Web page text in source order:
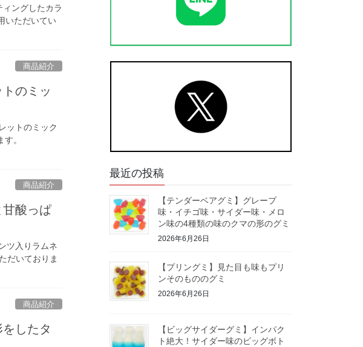
ングしたカラ
いただいてい
商品紹介
のミッ
ットのミック
。
商品紹介
酸っぱ
ツ入りラムネ
だいておりま
商品紹介
したタ
最近の投稿
【テンダーベアグミ】グレープ
味・イチゴ味・サイダー味・メロ
ン味の4種類の味のクマの形のグミ
2026年6月26日
【プリングミ】見た目も味もプリ
ンそのもののグミ
2026年6月26日
【ビッグサイダーグミ】インパク
ト絶大！サイダー味のビッグボト